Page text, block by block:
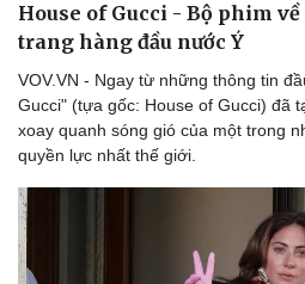
House of Gucci - Bộ phim
trang hàng đầu nước Ý
VOV.VN - Ngay từ những thông tin
Gucci" (tựa gốc: House of Gucci) đã
xoay quanh sóng gió của một trong
quyền lực nhất thế giới.